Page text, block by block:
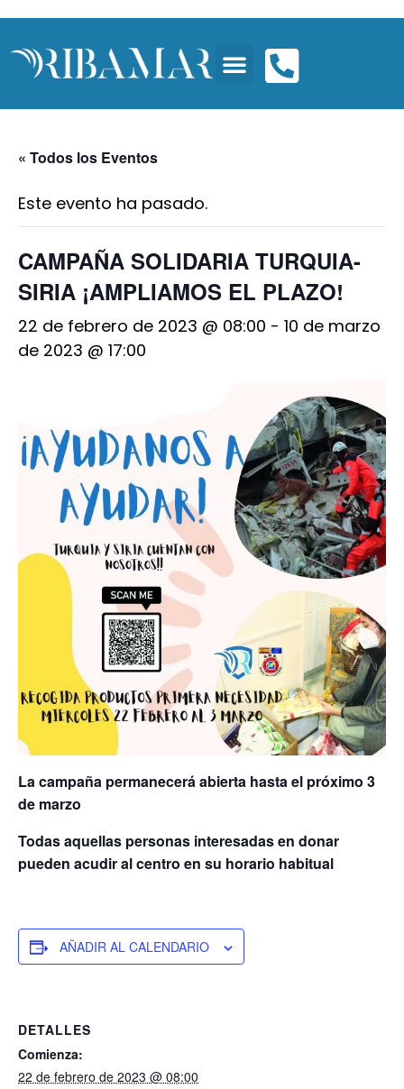
« Todos los Eventos
Este evento ha pasado.
CAMPAÑA SOLIDARIA TURQUIA-
SIRIA ¡AMPLIAMOS EL PLAZO!
22 de febrero de 2023 @ 08:00 - 10 de marzo
de 2023 @ 17:00
La campaña permanecerá abierta hasta el próximo 3
de marzo
Todas aquellas personas interesadas en donar
pueden acudir al centro en su horario habitual
AÑADIR AL CALENDARIO
DETALLES
Comienza:
22 de febrero de 2023 @ 08:00